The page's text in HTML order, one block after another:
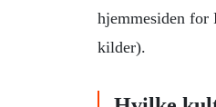
hjemmesiden
kilder).